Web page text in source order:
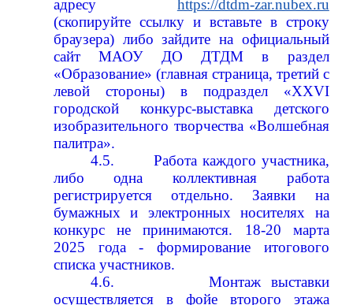
адресу https://dtdm-zar.nubex.ru
(скопируйте ссылку и вставьте в строку
браузера) либо зайдите на официальный
сайт МАОУ ДО ДТДМ в раздел
«Образование» (главная страница, третий с
левой стороны) в подраздел «XXVI
городской конкурс-выставка детского
изобразительного творчества «Волшебная
палитра».
4.5.
Работа каждого участника,
либо одна коллективная работа
регистрируется отдельно. Заявки на
бумажных и электронных носителях на
конкурс не принимаются. 18-20 марта
2025 года - формирование итогового
списка участников.
4.6.
Монтаж выставки
осуществляется в фойе второго этажа